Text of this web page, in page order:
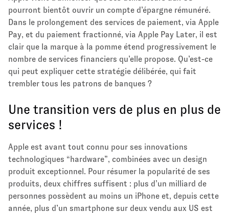
pourront bientôt ouvrir un compte d’épargne rémunéré.
Dans le prolongement des services de paiement, via Apple
Pay, et du paiement fractionné, via Apple Pay Later, il est
clair que la marque à la pomme étend progressivement le
nombre de services financiers qu’elle propose. Qu’est-ce
qui peut expliquer cette stratégie délibérée, qui fait
trembler tous les patrons de banques ?
Une transition vers de plus en plus de
services !
Apple est avant tout connu pour ses innovations
technologiques “hardware”, combinées avec un design
produit exceptionnel. Pour résumer la popularité de ses
produits, deux chiffres suffisent : plus d’un milliard de
personnes possèdent au moins un iPhone et, depuis cette
année, plus d’un smartphone sur deux vendu aux US est